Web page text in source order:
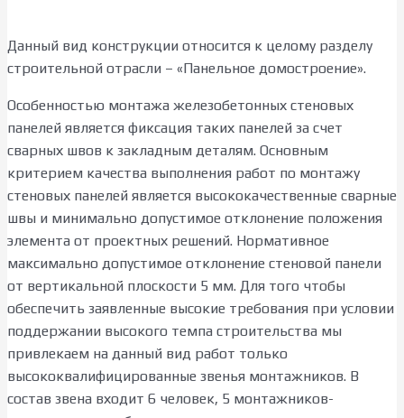
Данный вид конструкции относится к целому разделу
строительной отрасли – «Панельное домостроение».
Особенностью монтажа железобетонных стеновых
панелей является фиксация таких панелей за счет
сварных швов к закладным деталям. Основным
критерием качества выполнения работ по монтажу
стеновых панелей является высококачественные сварные
швы и минимально допустимое отклонение положения
элемента от проектных решений. Нормативное
максимально допустимое отклонение стеновой панели
от вертикальной плоскости 5 мм. Для того чтобы
обеспечить заявленные высокие требования при условии
поддержании высокого темпа строительства мы
привлекаем на данный вид работ только
высококвалифицированные звенья монтажников. В
состав звена входит 6 человек, 5 монтажников-